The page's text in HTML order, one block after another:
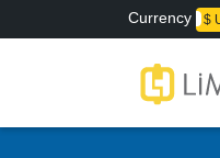
Currency
₺ TL $